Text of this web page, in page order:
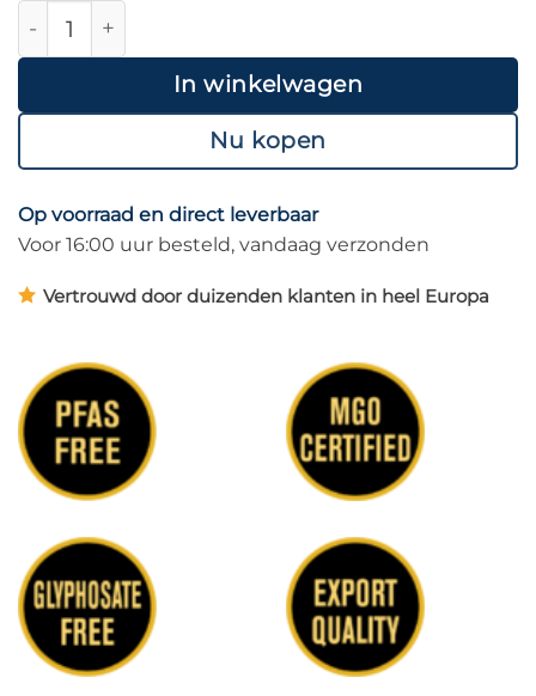
Manuka Honing MGO 100+ Snappaks aantal
In winkelwagen
Nu kopen
Op voorraad en direct leverbaar
Voor 16:00 uur besteld, vandaag verzonden
Vertrouwd door duizenden klanten in heel Europa